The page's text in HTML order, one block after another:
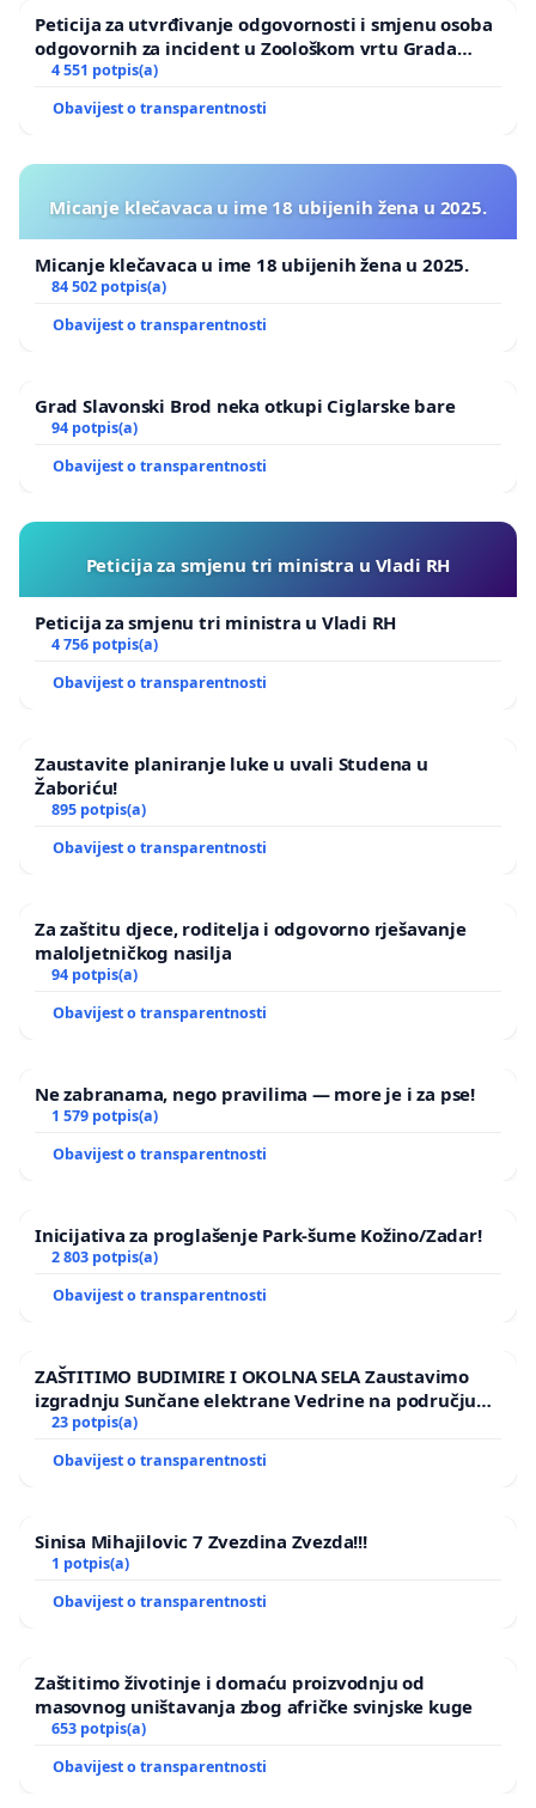
Peticija za utvrđivanje odgovornosti i smjenu osoba
odgovornih za incident u Zoološkom vrtu Grada
Zagreba
4 551 potpis(a)
Obavijest o transparentnosti
Micanje klečavaca u ime 18 ubijenih žena u 2025.
Micanje klečavaca u ime 18 ubijenih žena u 2025.
84 502 potpis(a)
Obavijest o transparentnosti
Grad Slavonski Brod neka otkupi Ciglarske bare
94 potpis(a)
Obavijest o transparentnosti
Peticija za smjenu tri ministra u Vladi RH
Peticija za smjenu tri ministra u Vladi RH
4 756 potpis(a)
Obavijest o transparentnosti
Zaustavite planiranje luke u uvali Studena u
Žaboriću!
895 potpis(a)
Obavijest o transparentnosti
Za zaštitu djece, roditelja i odgovorno rješavanje
maloljetničkog nasilja
94 potpis(a)
Obavijest o transparentnosti
Ne zabranama, nego pravilima — more je i za pse!
1 579 potpis(a)
Obavijest o transparentnosti
Inicijativa za proglašenje Park-šume Kožino/Zadar!
2 803 potpis(a)
Obavijest o transparentnosti
ZAŠTITIMO BUDIMIRE I OKOLNA SELA Zaustavimo
izgradnju Sunčane elektrane Vedrine na području
Ugljana
23 potpis(a)
Obavijest o transparentnosti
Sinisa Mihajilovic 7 Zvezdina Zvezda!!!
1 potpis(a)
Obavijest o transparentnosti
Zaštitimo životinje i domaću proizvodnju od
masovnog uništavanja zbog afričke svinjske kuge
653 potpis(a)
Obavijest o transparentnosti